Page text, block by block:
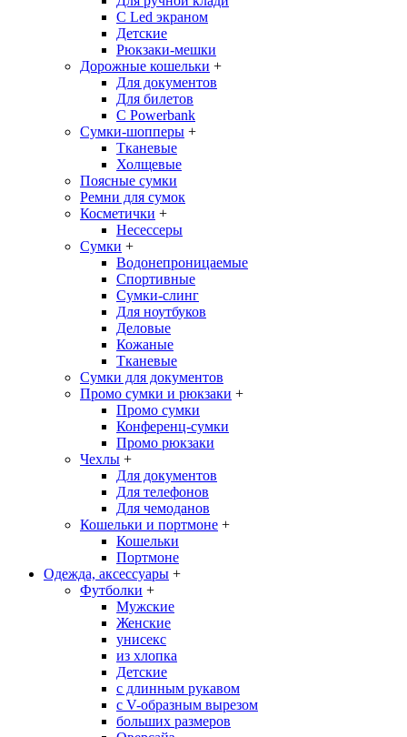
С Led экраном
Детские
Рюкзаки-мешки
Дорожные кошельки +
Для документов
Для билетов
С Powerbank
Сумки-шопперы +
Тканевые
Холщевые
Поясные сумки
Ремни для сумок
Косметички +
Несессеры
Сумки +
Водонепроницаемые
Спортивные
Сумки-слинг
Для ноутбуков
Деловые
Кожаные
Тканевые
Сумки для документов
Промо сумки и рюкзаки +
Промо сумки
Конференц-сумки
Промо рюкзаки
Чехлы +
Для документов
Для телефонов
Для чемоданов
Кошельки и портмоне +
Кошельки
Портмоне
Одежда, аксессуары +
Футболки +
Мужские
Женские
унисекс
из хлопка
Детские
с длинным рукавом
с V-образным вырезом
больших размеров